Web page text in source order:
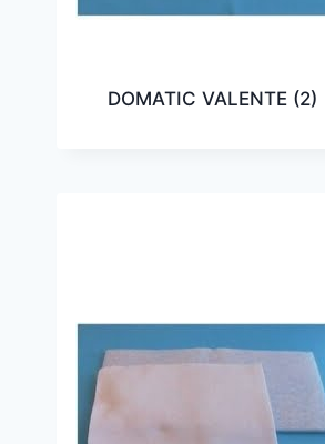
DOMATIC VALENTE (2)